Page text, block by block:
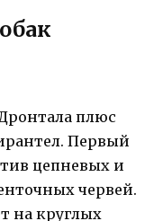
плюс
Первый
цепневых и
червей.
на круглых